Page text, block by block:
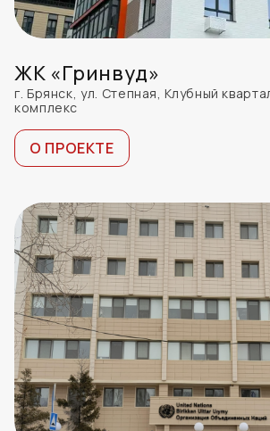
ЖК «Гринвуд»
г. Брянск, ул. Степная, Клубный
комплекс
О ПРОЕКТЕ